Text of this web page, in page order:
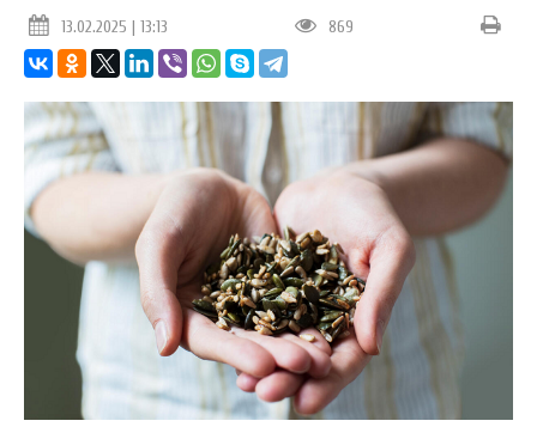
13.02.2025 | 13:13 869